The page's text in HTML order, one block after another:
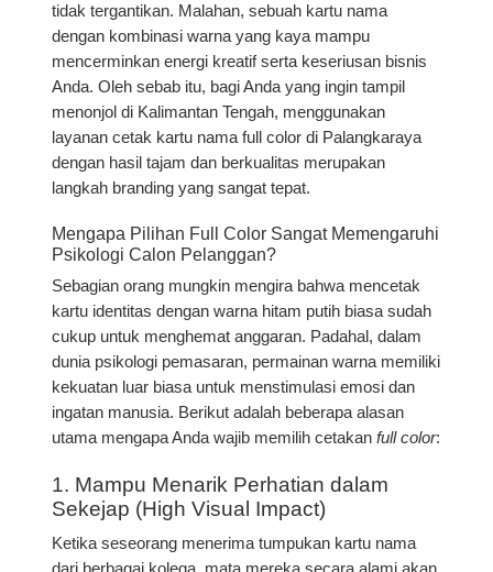
tidak tergantikan. Malahan, sebuah kartu nama
dengan kombinasi warna yang kaya mampu
mencerminkan energi kreatif serta keseriusan bisnis
Anda. Oleh sebab itu, bagi Anda yang ingin tampil
menonjol di Kalimantan Tengah, menggunakan
layanancetak kartu nama full color di Palangkaraya
dengan hasil tajam dan berkualitas merupakan
langkah branding yang sangat tepat.
Mengapa Pilihan Full Color Sangat Memengaruhi
Psikologi Calon Pelanggan?
Sebagian orang mungkin mengira bahwa mencetak
kartu identitas dengan warna hitam putih biasa sudah
cukup untuk menghemat anggaran. Padahal, dalam
dunia psikologi pemasaran, permainan warna memiliki
kekuatan luar biasa untuk menstimulasi emosi dan
ingatan manusia. Berikut adalah beberapa alasan
utama mengapa Anda wajib memilih cetakanfull color:
1. Mampu Menarik Perhatian dalam
Sekejap (High Visual Impact)
Ketika seseorang menerima tumpukan kartu nama